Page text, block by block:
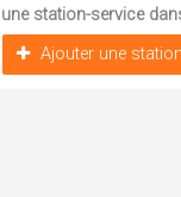
une station-service
Ajouter une station